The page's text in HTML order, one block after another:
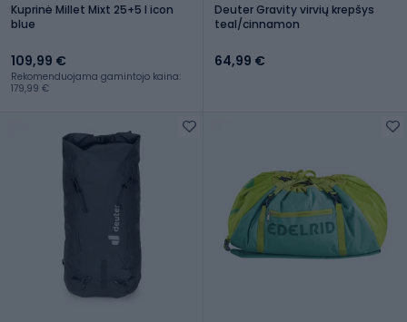
Kuprinė Millet Mixt 25+5 l icon
blue
109,99 €
Rekomenduojama gamintojo kaina:
179,99 €
Deuter Gravity virvių krepšys
teal/cinnamon
64,99 €